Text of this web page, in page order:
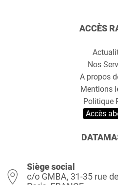
ACCÈS
Nos
A propos
Mentions
Politique
Accès
Siège social
c/o GMBA, 31-35 rue